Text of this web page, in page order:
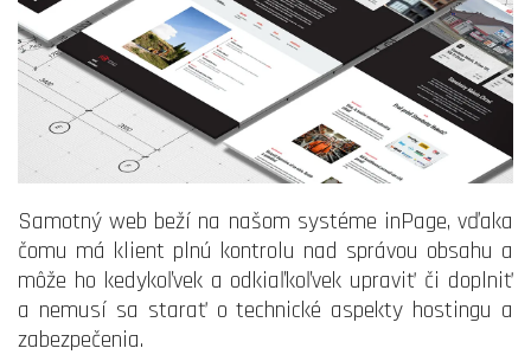
Samotný web beží na našom systéme inPage, vďaka
čomu má klient plnú kontrolu nad správou obsahu a
môže ho kedykoľvek a odkiaľkoľvek upraviť či doplniť
a nemusí sa starať o technické aspekty hostingu a
zabezpečenia.